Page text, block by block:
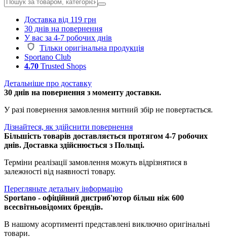
Доставка від 119 грн
30 днів на повернення
У вас за 4-7 робочих днів
Тільки оригінальна продукція
Sportano Club
4.70 Trusted Shops
Детальніше про доставку
30 днів на повернення з моменту доставки.
У разі повернення замовлення митний збір не повертається.
Дізнайтеся, як здійснити повернення
Більшість товарів доставляється протягом 4-7 робочих
днів. Доставка здійснюється з Польщі.
Терміни реалізації замовлення можуть відрізнятися в
залежності від наявності товару.
Перегляньте детальну інформацію
Sportano - офіційний дистриб'ютор більш ніж 600
всесвітньовідомих брендів.
В нашому асортименті представлені виключно оригінальні
товари.